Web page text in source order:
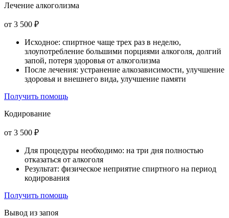
Лечение алкоголизма
от 3 500 ₽
Исходное: спиртное чаще трех раз в неделю,
злоупотребление большими порциями алкоголя, долгий
запой, потеря здоровья от алкоголизма
После лечения: устранение алкозависимости, улучшение
здоровья и внешнего вида, улучшение памяти
Получить помощь
Кодирование
от 3 500 ₽
Для процедуры необходимо: на три дня полностью
отказаться от алкоголя
Результат: физическое неприятие спиртного на период
кодирования
Получить помощь
Вывод из запоя